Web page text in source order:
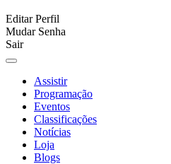
Editar Perfil
Mudar Senha
Sair
Assistir
Programação
Eventos
Classificações
Notícias
Loja
Blogs